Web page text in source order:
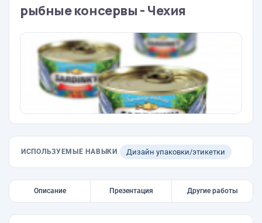
рыбные консервы - Чехия
ИСПОЛЬЗУЕМЫЕ НАВЫКИ Дизайн упаковки/этикетки
Описание Презентация Другие работы